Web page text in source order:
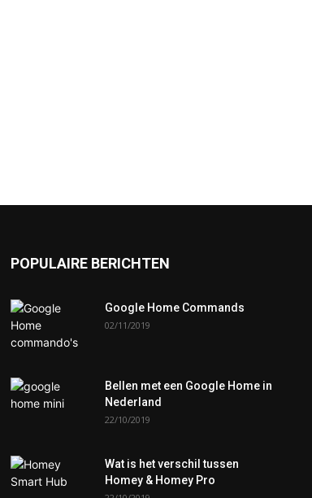
POPULAIRE BERICHTEN
Google Home Commands
02/11/2019
Bellen met een Google Home in
Nederland
22/10/2019
Wat is het verschil tussen
Homey & Homey Pro